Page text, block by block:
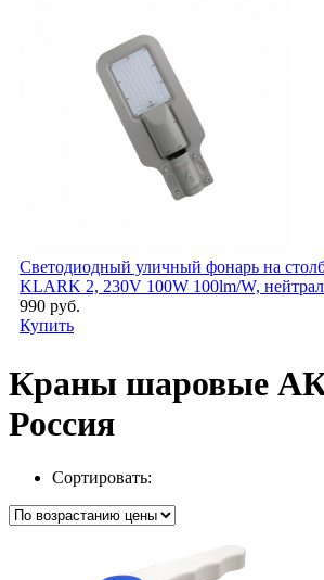
Светодиодный уличный фонарь на
KLARK 2, 230V 100W 100lm/W,
990 руб.
Купить
Краны шаровые
Россия
Сортировать: